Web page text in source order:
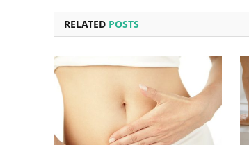
RELATED POSTS